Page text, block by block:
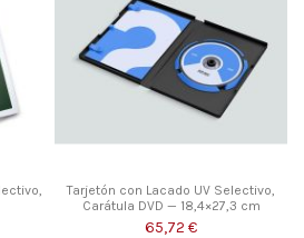
Tarjetón con Lacado UV Selectivo,
Carátula DVD — 18,4×27,3 cm
65,72 €